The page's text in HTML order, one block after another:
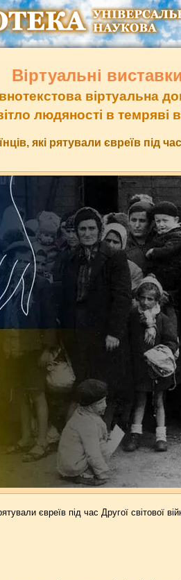
Віртуальні виставки
віртуальна
людяності в темряві
які рятували євреїв під
євреїв під час Другої світової